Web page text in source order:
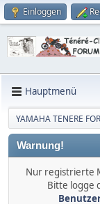
Einloggen
Hauptmenü
YAMAHA TENERE
Warnung!
Nur registrierte
Bitte logge